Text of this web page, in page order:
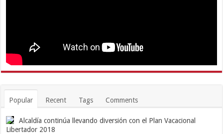
Popular Recent Tags Comments
Alcaldía continúa llevando diversión con el Plan Vacacional
Libertador 2018